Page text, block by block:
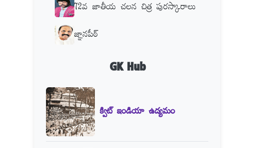
72వ జాతీయ చలన చిత్ర పురస్కారాలు
జ్ఞానపీఠ్‌
GK Hub
క్విట్‌ ఇండియా ఉద్యమం